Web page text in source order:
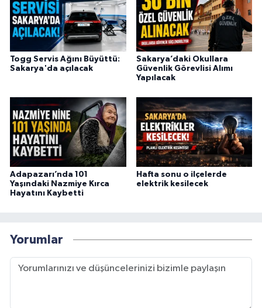
Togg Servis Ağını Büyüttü:
Sakarya'da açılacak
Sakarya’daki Okullara
Güvenlik Görevlisi Alımı
Yapılacak
Adapazarı’nda 101
Yaşındaki Nazmiye Kırca
Hayatını Kaybetti
Hafta sonu o ilçelerde
elektrik kesilecek
Yorumlar